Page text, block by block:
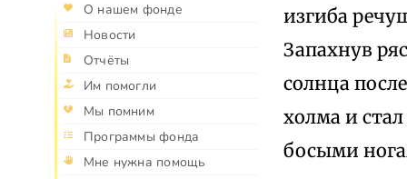
О нашем фонде
Новости
Отчёты
Им помогли
Мы помним
Программы фонда
Мне нужна помощь
изгиба
Запахнув
солнца
холма и
босыми